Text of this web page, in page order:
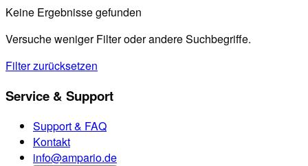
Keine Ergebnisse gefunden
Versuche weniger Filter oder andere Suchbegriffe.
Filter zurücksetzen
Service & Support
Support & FAQ
Kontakt
info@ampario.de